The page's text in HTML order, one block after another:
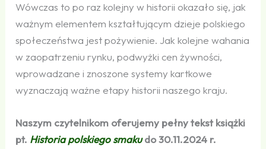
Wówczas to po raz kolejny w historii okazało się, jak
ważnym elementem kształtującym dzieje polskiego
społeczeństwa jest pożywienie. Jak kolejne wahania
w zaopatrzeniu rynku, podwyżki cen żywności,
wprowadzane i znoszone systemy kartkowe
wyznaczają ważne etapy historii naszego kraju.
Naszym czytelnikom oferujemy pełny tekst książki
pt. Historia polskiego smaku do 30.11.2024 r.